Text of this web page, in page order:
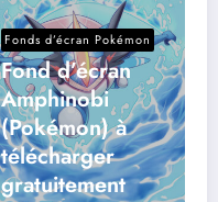
Fonds d’écran Pokémon
Fond d’écran
Amphinobi
(Pokémon) à
télécharger
gratuitement